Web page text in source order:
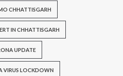
CHHATTISGARH
IN CHHATTISGARH
UPDATE
VIRUS LOCKDOWN